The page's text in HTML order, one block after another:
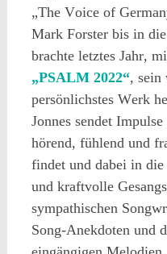
„The Voice of
Mark Forster bis in
brachte letztes Jahr,
„PSALM 2022“, sein
persönlichstes Werk
Jonnes sendet
hörend, fühlend und
findet und dabei in
und kraftvolle
sympathischen
Song-Anekdoten und